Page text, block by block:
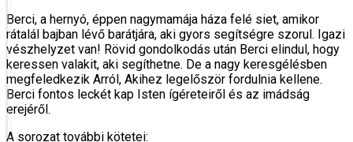
Berci, a hernyó, éppen nagymamája háza felé siet, amikor
rátalál bajban lévő barátjára, aki gyors segítségre szorul. Igazi
vészhelyzet van! Rövid gondolkodás után Berci elindul, hogy
keressen valakit, aki segíthetne. De a nagy keresgélésben
megfeledkezik Arról, Akihez legelőször fordulnia kellene.
Berci fontos leckét kap Isten ígéreteiről és az imádság
erejéről.
A sorozat további kötetei: